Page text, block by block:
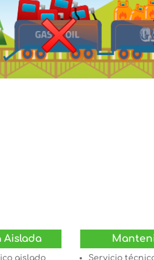
Aislada
aislado
Servicio